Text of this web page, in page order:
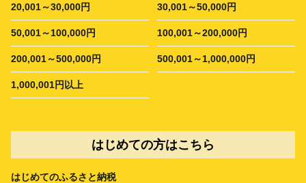
20,001～30,000円 30,001～50,000円
50,001～100,000円 100,001～200,000円
200,001～500,000円 500,001～1,000,000円
1,000,001円以上
はじめての方はこちら
はじめてのふるさと納税